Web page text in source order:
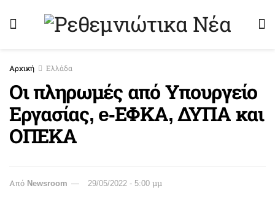
Αρχική Ελλάδα
Οι πληρωμές από Υπουργείο
Εργασίας, e-ΕΦΚΑ, ΔΥΠΑ και
ΟΠΕΚΑ
Από Newsroom 29/05/2022 - 5:00 μμ